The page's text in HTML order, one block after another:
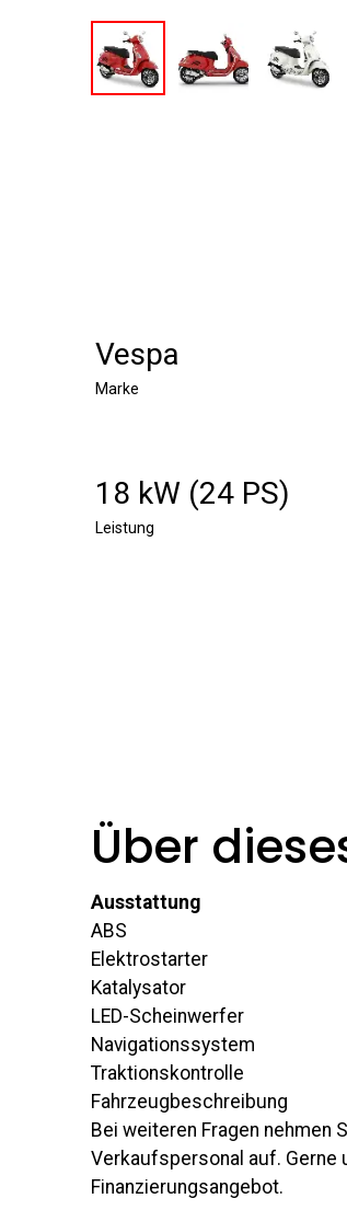
Vespa
Marke
18 kW (24 PS)
Leistung
Über
Ausstattung
ABS
Elektrostarter
Katalysator
LED-Scheinwerfer
Navigationssystem
Traktionskontrolle
Fahrzeugbeschreibung
Bei weiteren Fragen nehmen
Verkaufspersonal auf. Gerne
Finanzierungsangebot.